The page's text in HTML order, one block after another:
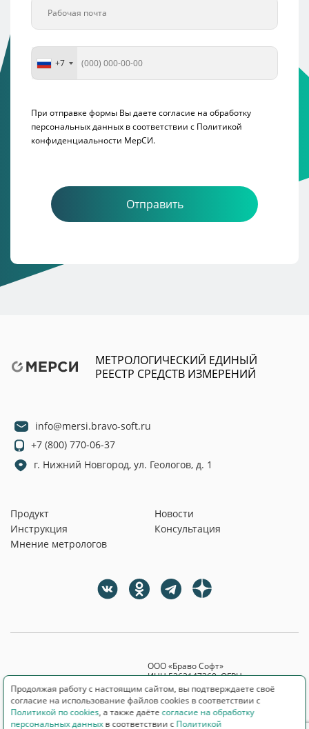
+7
При отправке формы Вы даете согласие на обработку
персональных данных в соответствии с Политикой
конфиденциальности МерСИ.
Отправить
МЕТРОЛОГИЧЕСКИЙ ЕДИНЫЙ
РЕЕСТР СРЕДСТВ ИЗМЕРЕНИЙ
info@mersi.bravo-soft.ru
+7 (800) 770-06-37
г. Нижний Новгород, ул. Геологов, д. 1
Продукт
Новости
Инструкция
Консультация
Мнение метрологов
ООО «Браво Софт»
ИНН 5262147360, ОГРН
1065262019680
Юридический адрес: 603141,
Нижегородская обл., г. Н. Новгород,
ул. Геологов, д. 1, помещение П34,
Продолжая работу с настоящим сайтом, вы подтверждаете своё
согласие на использование файлов cookies в соответствии с
Политикой по cookies, а также даётесогласие на обработку
персональных данныхв соответствии с Политикой